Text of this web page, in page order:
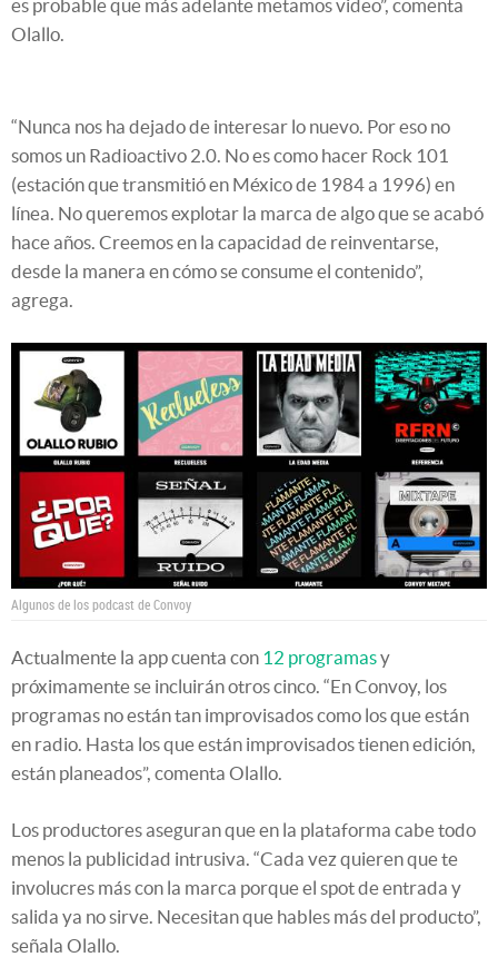
es probable que más adelante metamos video”, comenta
Olallo.
“Nunca nos ha dejado de interesar lo nuevo. Por eso no
somos un Radioactivo 2.0. No es como hacer Rock 101
(estación que transmitió en México de 1984 a 1996) en
línea. No queremos explotar la marca de algo que se acabó
hace años. Creemos en la capacidad de reinventarse,
desde la manera en cómo se consume el contenido”,
agrega.
Algunos de los podcast de Convoy
Actualmente la app cuenta con 12 programasy
próximamente se incluirán otros cinco. “En Convoy, los
programas no están tan improvisados como los que están
en radio. Hasta los que están improvisados tienen edición,
están planeados”, comenta Olallo.
Los productores aseguran que en la plataforma cabe todo
menos la publicidad intrusiva. “Cada vez quieren que te
involucres más con la marca porque el spot de entrada y
salida ya no sirve. Necesitan que hables más del producto”,
señala Olallo.